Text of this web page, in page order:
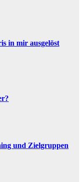
in mir ausgelöst
und Zielgruppen